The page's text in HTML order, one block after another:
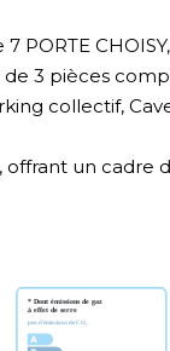
PORTE
3 pièces
collectif,
un cadre